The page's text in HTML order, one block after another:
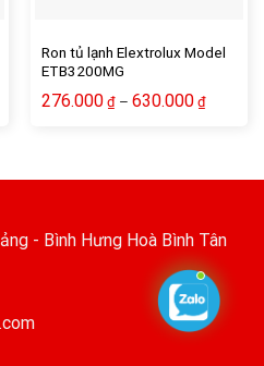
Ron tủ lạnh Elextrolux Model
ETB3200MG
276.000 ₫– 630.000 ₫
- Bình Hưng Hoà Bình Tân